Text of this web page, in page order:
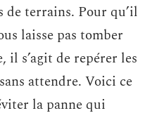
terrains. Pour qu’il
laisse pas tomber
il s’agit de repérer les
attendre. Voici ce
la panne qui